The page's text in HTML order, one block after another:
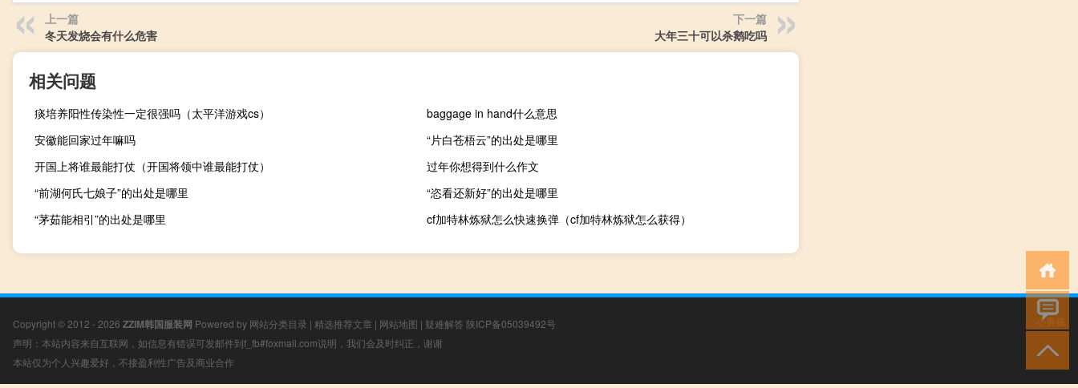
上一篇
冬天发烧会有什么危害
下一篇
大年三十可以杀鹅吃吗
相关问题
痰培养阳性传染性一定很强吗（太平洋游戏cs）
baggage in hand什么意思
安徽能回家过年嘛吗
“片白苍梧云”的出处是哪里
开国上将谁最能打仗（开国将领中谁最能打仗）
过年你想得到什么作文
“前湖何氏七娘子”的出处是哪里
“恣看还新好”的出处是哪里
“茅茹能相引”的出处是哪里
cf加特林炼狱怎么快速换弹（cf加特林炼狱怎么获得）
Copyright © 2012 - 2026 ZZIM韩国服装网 Powered by 网站分类目录 | 精选推荐文章 | 网站地图 | 疑难解答 陕ICP备05039492号
声明：本站内容来自互联网，如信息有错误可发邮件到f_fb#foxmail.com说明，我们会及时纠正，谢谢
本站仅为个人兴趣爱好，不接盈利性广告及商业合作
小男孩